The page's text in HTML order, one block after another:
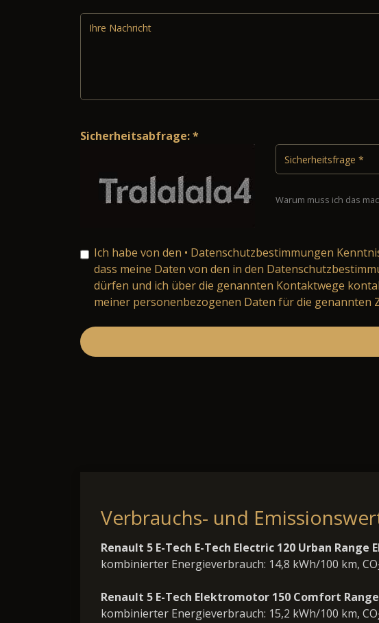
Sicherheitsabfrage: *
Warum muss ich das
Ich habe von den • Datenschutzbestimmungen
dass meine Daten von den in den
dürfen und ich über die genannten Kontaktwege
meiner personenbezogenen Daten für die genannten
Verbrauchs- und
Renault 5 E-Tech E-Tech Electric 120 Urban
kombinierter Energieverbrauch: 14,8 kWh/100 km, CO
Renault 5 E-Tech Elektromotor 150 Comfort
kombinierter Energieverbrauch: 15,2 kWh/100 km, CO